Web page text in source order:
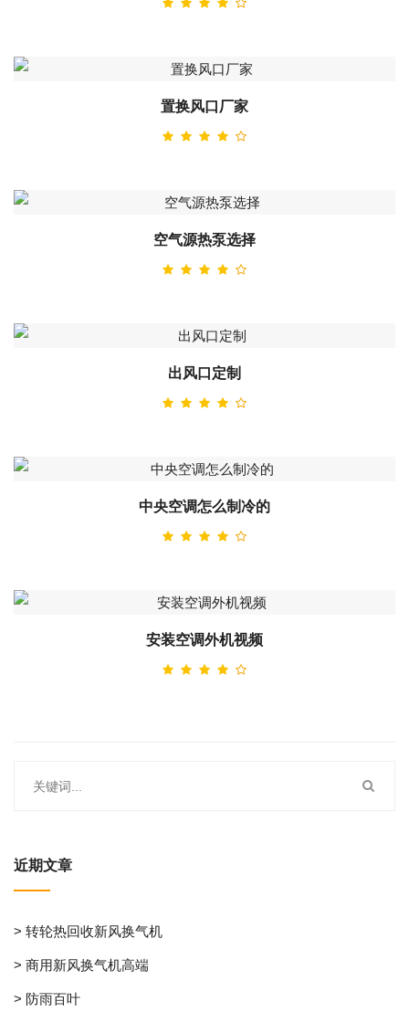
置换风口厂家
空气源热泵选择
出风口定制
中央空调怎么制冷的
安装空调外机视频
近期文章
> 转轮热回收新风换气机
> 商用新风换气机高端
> 防雨百叶